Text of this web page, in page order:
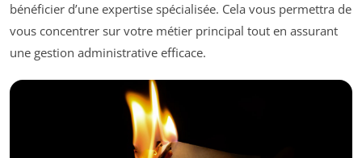
bénéficier d’une expertise spécialisée. Cela vous permettra de
vous concentrer sur votre métier principal tout en assurant
une gestion administrative efficace.